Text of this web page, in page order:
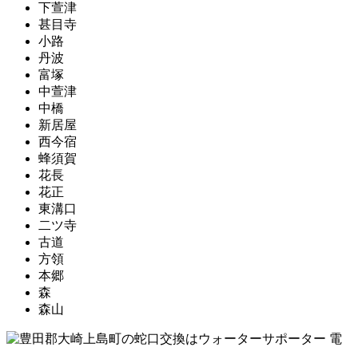
下萱津
甚目寺
小路
丹波
富塚
中萱津
中橋
新居屋
西今宿
蜂須賀
花長
花正
東溝口
二ツ寺
古道
方領
本郷
森
森山